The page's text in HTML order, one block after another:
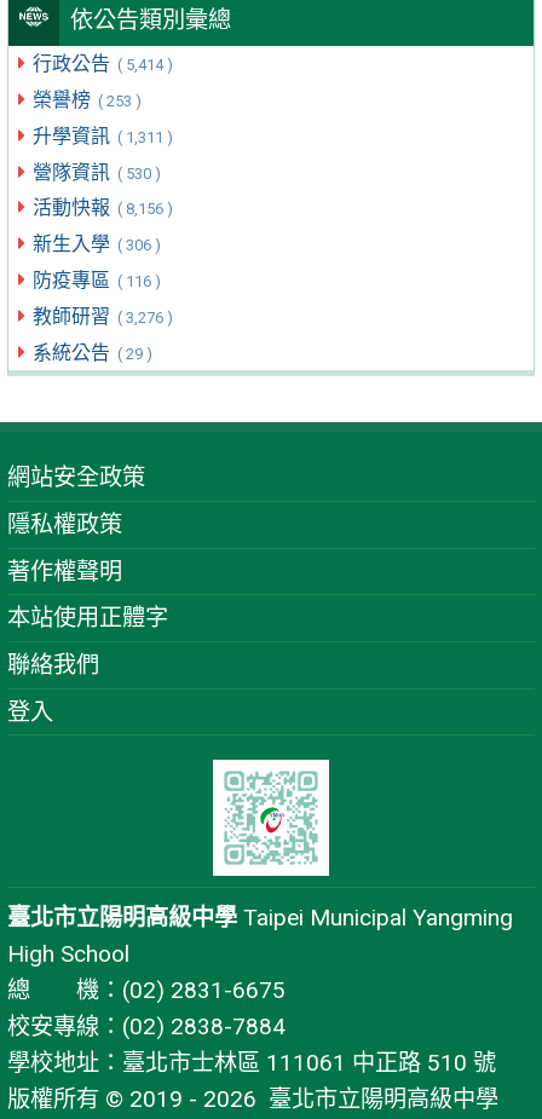
依公告類別彙總
行政公告 ( 5,414 )
榮譽榜 ( 253 )
升學資訊 ( 1,311 )
營隊資訊 ( 530 )
活動快報 ( 8,156 )
新生入學 ( 306 )
防疫專區 ( 116 )
教師研習 ( 3,276 )
系統公告 ( 29 )
網站安全政策
隱私權政策
著作權聲明
本站使用正體字
聯絡我們
登入
臺北市立陽明高級中學 Taipei Municipal Yangming
High School
總 機：(02) 2831-6675
校安專線：(02) 2838-7884
學校地址：臺北市士林區 111061 中正路 510 號
版權所有 © 2019 - 2026 臺北市立陽明高級中學